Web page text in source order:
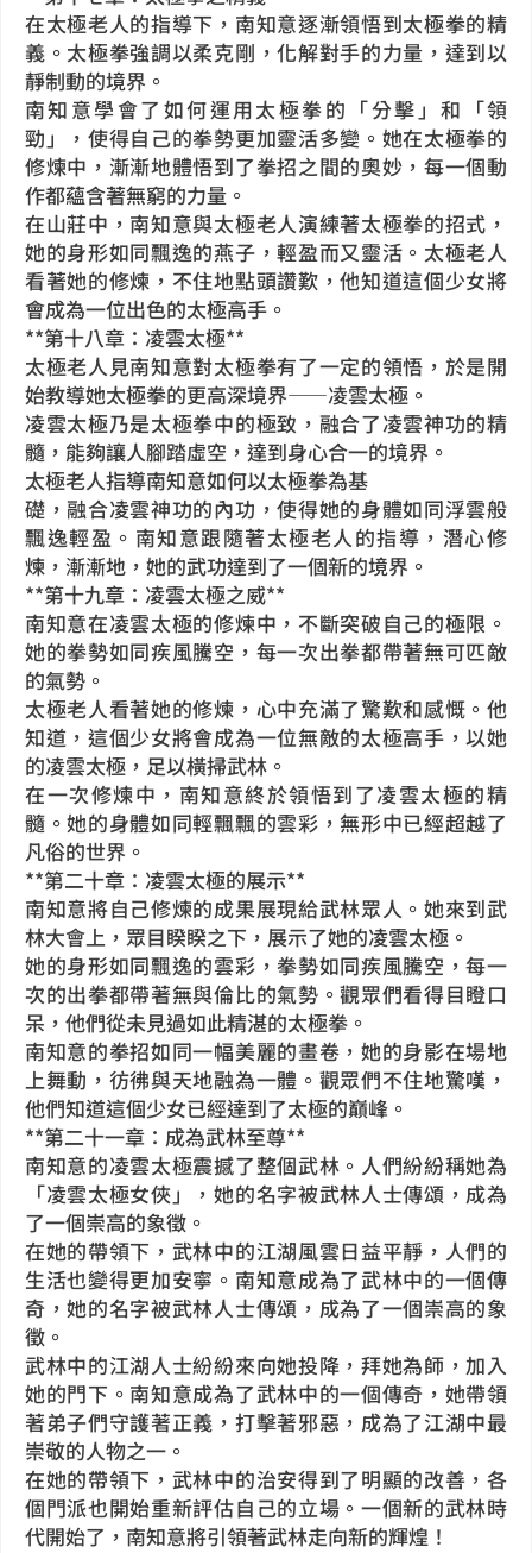
在太極老人的指導下，南知意逐漸領悟到太極拳的精
義。太極拳強調以柔克剛，化解對手的力量，達到以
靜制動的境界。
南知意學會了如何運用太極拳的「分擊」和「領
勁」，使得自己的拳勢更加靈活多變。她在太極拳的
修煉中，漸漸地體悟到了拳招之間的奧妙，每一個動
作都蘊含著無窮的力量。
在山莊中，南知意與太極老人演練著太極拳的招式，
她的身形如同飄逸的燕子，輕盈而又靈活。太極老人
看著她的修煉，不住地點頭讚歎，他知道這個少女將
會成為一位出色的太極高手。
**第十八章：凌雲太極**
太極老人見南知意對太極拳有了一定的領悟，於是開
始教導她太極拳的更高深境界——凌雲太極。
凌雲太極乃是太極拳中的極致，融合了凌雲神功的精
髓，能夠讓人腳踏虛空，達到身心合一的境界。
太極老人指導南知意如何以太極拳為基
礎，融合凌雲神功的內功，使得她的身體如同浮雲般
飄逸輕盈。南知意跟隨著太極老人的指導，潛心修
煉，漸漸地，她的武功達到了一個新的境界。
**第十九章：凌雲太極之威**
南知意在凌雲太極的修煉中，不斷突破自己的極限。
她的拳勢如同疾風騰空，每一次出拳都帶著無可匹敵
的氣勢。
太極老人看著她的修煉，心中充滿了驚歎和感慨。他
知道，這個少女將會成為一位無敵的太極高手，以她
的凌雲太極，足以橫掃武林。
在一次修煉中，南知意終於領悟到了凌雲太極的精
髓。她的身體如同輕飄飄的雲彩，無形中已經超越了
凡俗的世界。
**第二十章：凌雲太極的展示**
南知意將自己修煉的成果展現給武林眾人。她來到武
林大會上，眾目睽睽之下，展示了她的凌雲太極。
她的身形如同飄逸的雲彩，拳勢如同疾風騰空，每一
次的出拳都帶著無與倫比的氣勢。觀眾們看得目瞪口
呆，他們從未見過如此精湛的太極拳。
南知意的拳招如同一幅美麗的畫卷，她的身影在場地
上舞動，彷彿與天地融為一體。觀眾們不住地驚嘆，
他們知道這個少女已經達到了太極的巔峰。
**第二十一章：成為武林至尊**
南知意的凌雲太極震撼了整個武林。人們紛紛稱她為
「凌雲太極女俠」，她的名字被武林人士傳頌，成為
了一個崇高的象徵。
在她的帶領下，武林中的江湖風雲日益平靜，人們的
生活也變得更加安寧。南知意成為了武林中的一個傳
奇，她的名字被武林人士傳頌，成為了一個崇高的象
徵。
武林中的江湖人士紛紛來向她投降，拜她為師，加入
她的門下。南知意成為了武林中的一個傳奇，她帶領
著弟子們守護著正義，打擊著邪惡，成為了江湖中最
崇敬的人物之一。
在她的帶領下，武林中的治安得到了明顯的改善，各
個門派也開始重新評估自己的立場。一個新的武林時
代開始了，南知意將引領著武林走向新的輝煌！